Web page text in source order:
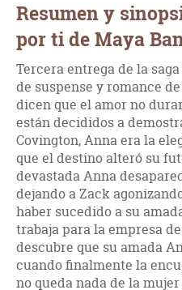
Resumen y
por ti de Maya
Tercera entrega de la
de suspense y romance
dicen que el amor no
están decididos a
Covington, Anna era la
que el destino alteró su
devastada Anna
dejando a Zack
haber sucedido a su
trabaja para la empresa
descubre que su amada
cuando finalmente la
no queda nada de la